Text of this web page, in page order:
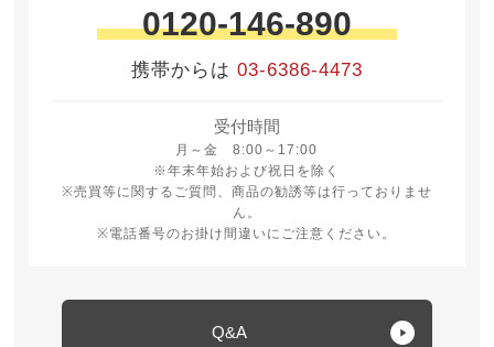
0120-146-890
携帯からは 03-6386-4473
受付時間
月～金 8:00～17:00
月曜日から金曜日 8時から17時
※年末年始および祝日を除く
※売買等に関するご質問、商品の勧誘等は行っておりませ
ん。
※電話番号のお掛け間違いにご注意ください。
Q&A